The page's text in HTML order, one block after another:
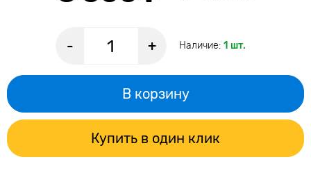
- + Наличие: 1 шт.
В корзину
Купить в один клик